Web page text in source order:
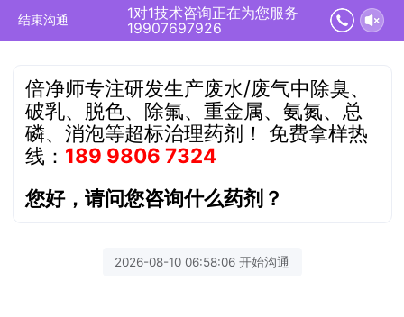
结束沟通
1对1技术咨询正在为您服务
19907697926
倍净师专注研发生产废水/废气中除臭、
破乳、脱色、除氟、重金属、氨氮、总
磷、消泡等超标治理药剂！ 免费拿样热
线： 189 9806 7324
您好，请问您咨询什么药剂？
2026-08-10 06:58:06 开始沟通